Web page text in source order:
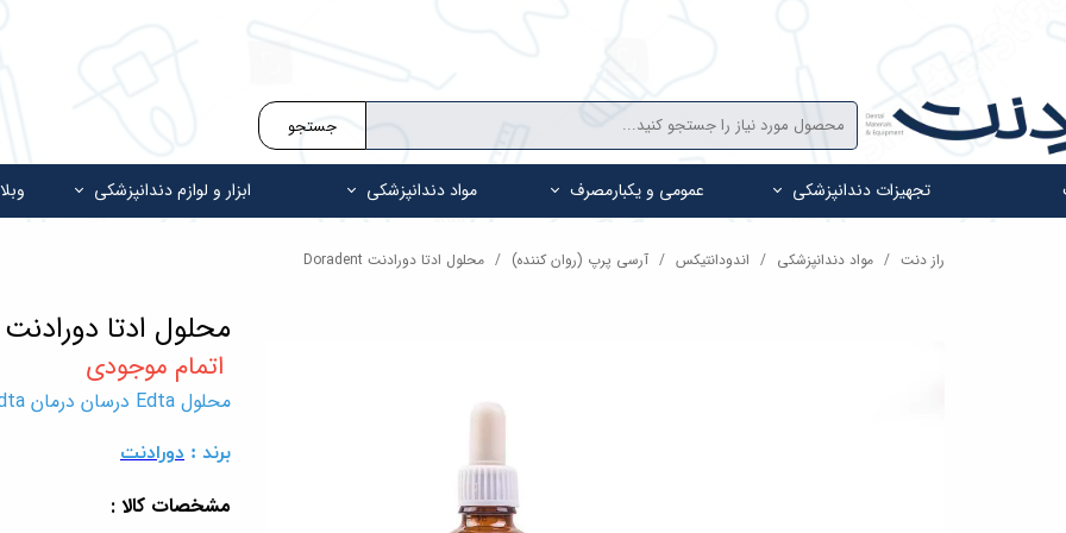
جستجو
تجهیزات دندانپزشکی عمومی و یکبارمصرف مواد دندانپزشکی ابزار و لوازم دندانپزشکی
راز دنت مواد دندانپزشکی اندودانتیکس آرسی پرپ (روان کننده) محلول ادتا دورادنت Doradent
محلول ادتا دورادنت Doradent
محلول Edta درسان درمان Doradent Edta
برند : دورادنت
مشخصات کالا :